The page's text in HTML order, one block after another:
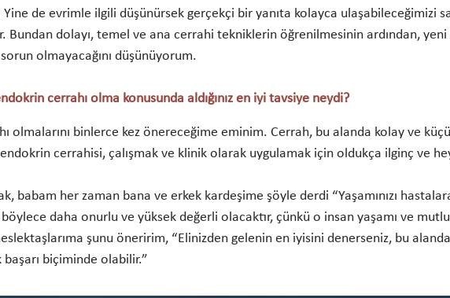
de evrimle ilgili düşünürsek gerçekçi bir yanıta kolayca ulaşabileceğimizi
Bundan dolayı, temel ve ana cerrahi tekniklerin öğrenilmesinin ardından,
olmayacağını düşünüyorum.
cerrahı olma konusunda aldığınız en iyi tavsiye neydi?
olmalarını binlerce kez önereceğime eminim. Cerrah, bu alanda kolay ve
cerrahisi, çalışmak ve klinik olarak uygulamak için oldukça ilginç ve
her zaman bana ve erkek kardeşime şöyle derdi “Yaşamınızı
daha onurlu ve yüksek değerli olacaktır, çünkü o insan yaşamı ve
şunu öneririm, “Elinizden gelenin en iyisini denerseniz, bu
başarı biçiminde olabilir.”